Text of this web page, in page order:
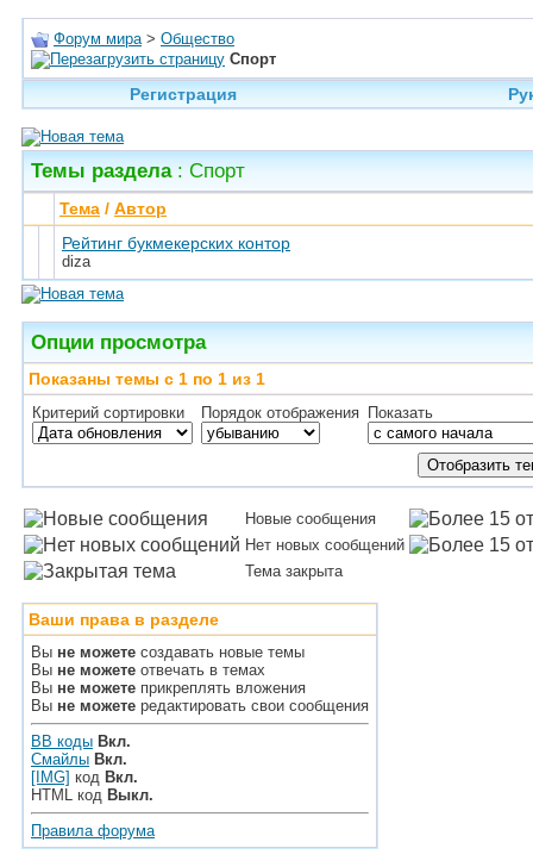
Форум мира > Общество
Спорт
Регистрация
Темы раздела: Спорт
Тема / Автор
Рейтинг букмекерских контор
diza
Опции просмотра
Показаны темы с 1 по 1 из 1
Критерий сортировки Порядок отображения Показать
Новые сообщения
Нет новых сообщений
Тема закрыта
Ваши права в разделе
Вы не можете создавать новые темы
Вы не можете отвечать в темах
Вы не можете прикреплять вложения
Вы не можете редактировать свои сообщения
BB коды Вкл.
Смайлы Вкл.
[IMG] код Вкл.
HTML код Выкл.
Правила форума